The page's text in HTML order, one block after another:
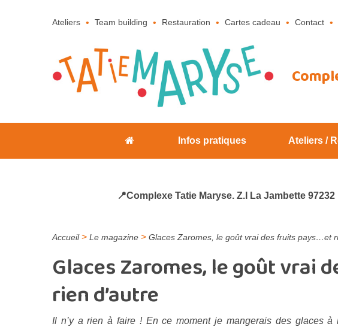
Ateliers Team building Restauration Cartes cadeau Contact
Infos pratiques Ateliers /
📍Complexe Tatie Maryse. Z.I La Jambette
Accueil> Le magazine > Glaces Zaromes, le goût vrai des fruits pays…et
Glaces Zaromes, le goût vrai
rien d’autre
Il n’y a rien à faire ! En ce moment je mangerais des glaces